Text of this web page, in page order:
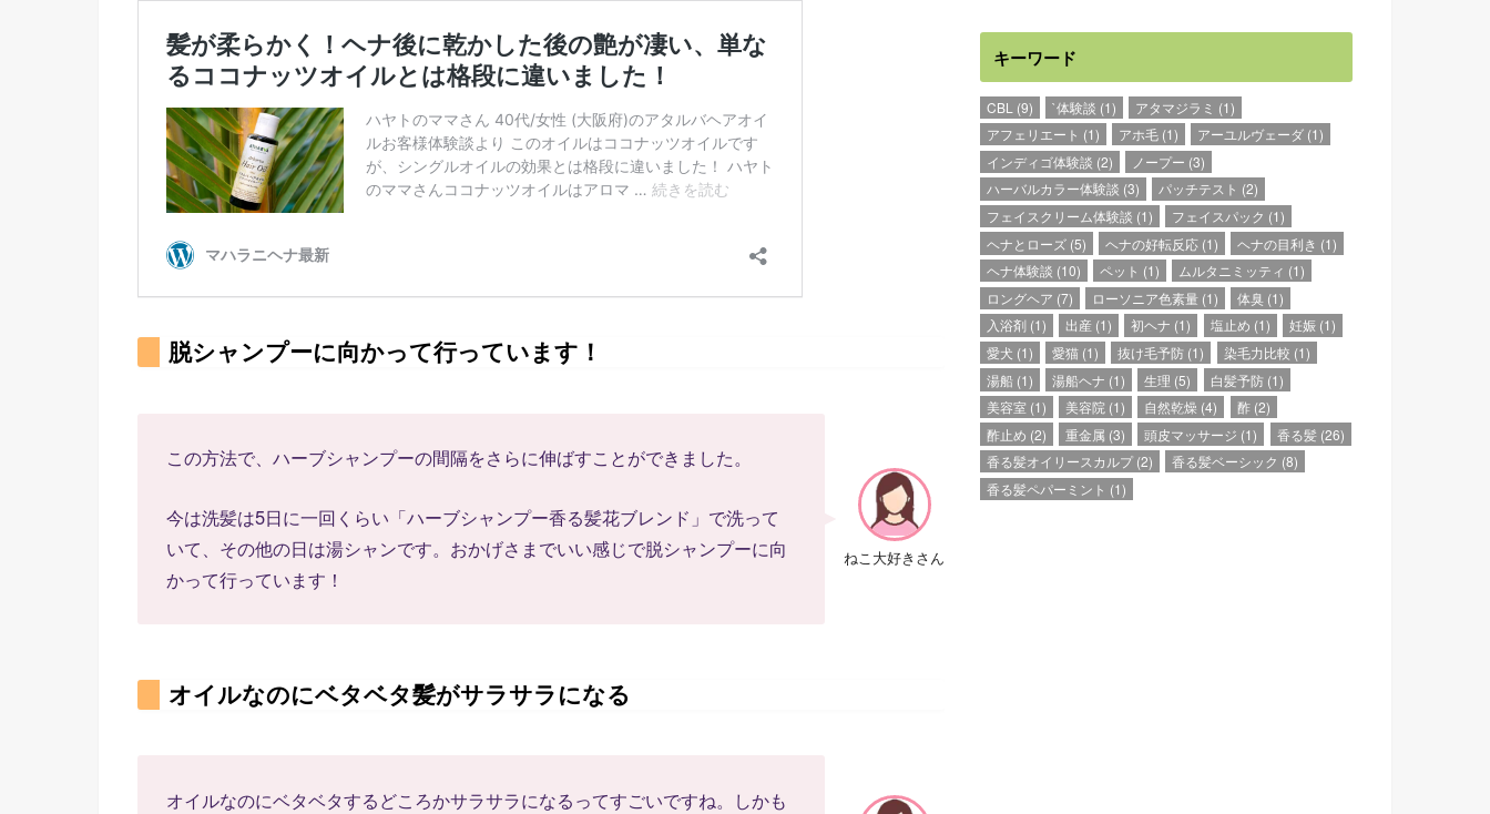
脱シャンプーに向かって行っています！
ねこ大好きさん
この方法で、ハーブシャンプーの間隔をさらに伸ばすことができました。
今は洗髪は5日に一回くらい「ハーブシャンプー香る髪花ブレンド」で洗って
いて、その他の日は湯シャンです。おかげさまでいい感じで脱シャンプーに向
かって行っています！
オイルなのにベタベタ髪がサラサラになる
オイルなのにベタベタするどころかサラサラになるってすごいですね。しかも
キーワード
CBL (9) `体験談 (1) アタマジラミ (1)
アフェリエート (1) アホ毛 (1) アーユルヴェーダ (1)
インディゴ体験談 (2) ノープー (3)
ハーバルカラー体験談 (3) パッチテスト (2)
フェイスクリーム体験談 (1) フェイスパック (1)
ヘナとローズ (5) ヘナの好転反応 (1) ヘナの目利き (1)
ヘナ体験談 (10) ペット (1) ムルタニミッティ (1)
ロングヘア (7) ローソニア色素量 (1) 体臭 (1)
入浴剤 (1) 出産 (1) 初ヘナ (1) 塩止め (1) 妊娠(1)
愛犬 (1) 愛猫 (1) 抜け毛予防 (1) 染毛力比較 (1)
湯船 (1) 湯船ヘナ (1) 生理 (5) 白髪予防(1)
美容室 (1) 美容院 (1) 自然乾燥 (4) 酢(2)
酢止め (2) 重金属 (3) 頭皮マッサージ (1) 香る髪(26)
香る髪オイリースカルプ (2) 香る髪ベーシック (8)
香る髪ペパーミント (1)